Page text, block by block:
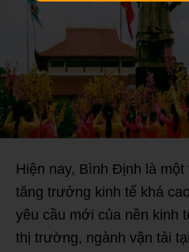
Hiện nay, Bình Định là
tăng trưởng kinh tế khá
yêu cầu mới của nền kinh
thị trường, ngành vận tải